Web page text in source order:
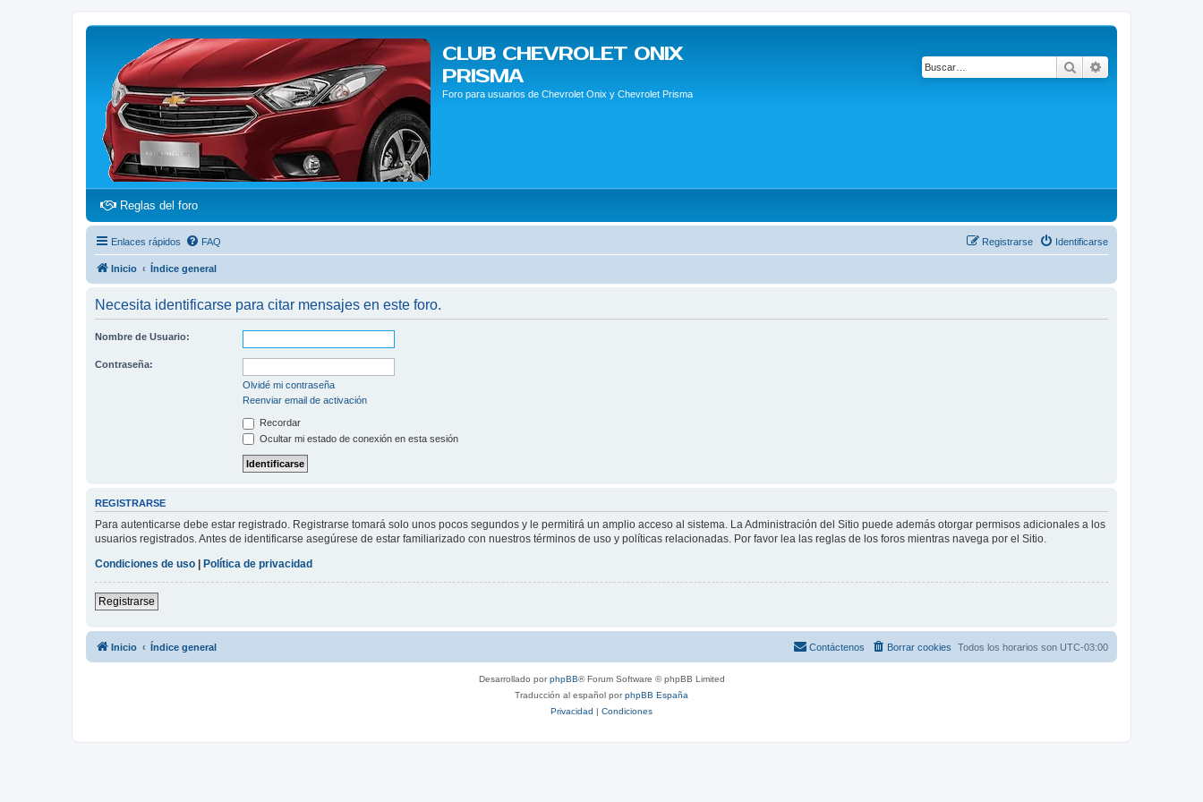
CLUB CHEVROLET ONIX
PRISMA
Foro para usuarios de Chevrolet Onix y Chevrolet Prisma
Buscar
Reglas del foro(Opens a new tab)
Enlaces rápidos FAQ Identificarse
Registrarse
Inicio Índice general
Necesita identificarse para citar mensajes en este foro.
Nombre de Usuario:
Contraseña:
Olvidé mi contraseña
Reenviar email de activación
Recordar
Ocultar mi estado de conexión en esta sesión
REGISTRARSE
Para autenticarse debe estar registrado. Registrarse tomará solo unos pocos segundos y le permitirá un amplio acceso al sistema. La Administración del Sitio puede además otorgar permisos adicionales a los
usuarios registrados. Antes de identificarse asegúrese de estar familiarizado con nuestros términos de uso y políticas relacionadas. Por favor lea las reglas de los foros mientras navega por el Sitio.
Condiciones de uso | Política de privacidad
Registrarse
Inicio Índice general Todos los horarios son UTC-03:00
Borrar cookies
Contáctenos
Desarrollado porphpBB® Forum Software © phpBB Limited
Traducción al español porphpBB España
Privacidad | Condiciones